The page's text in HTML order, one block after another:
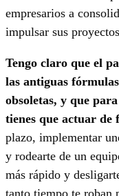
empresarios a
impulsar sus
Tengo claro que el
las antiguas
obsoletas, y que
tienes que actuar de
plazo, implementar
y rodearte de un
más rápido y
tanto tiempo te roban